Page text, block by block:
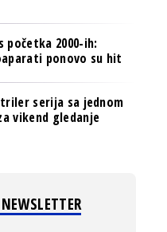
početka 2000-ih:
ponovo su hit
serija sa jednom
vikend gledanje